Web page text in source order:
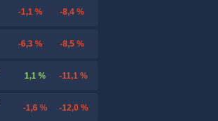
-1,1 % -8,4 %
-6,3 % -8,5 %
1,1 % -11,1 %
-1,6 % -12,0 %